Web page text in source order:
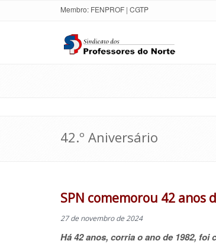
Membro: FENPROF | CGTP
42.º Aniversário
SPN comemorou 42 anos
27 de novembro de 2024
Há 42 anos, corria o ano de 1982,